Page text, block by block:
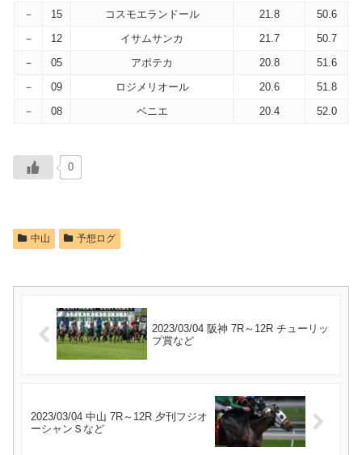
－
15 コスモエランドール 21.8
50.6
－
12 イサムサンカ 21.7
50.7
－
05 アポテカ 20.8
51.6
－
09 ロジメリオール 20.6
51.8
－
08 ベニエ 20.4 52.0
0
中山 予想ログ
2023/03/04 阪神 7R～12R チューリッ
プ賞など
2023/03/04 中山 7R～12R 夕刊フジオ
ーシャンＳなど